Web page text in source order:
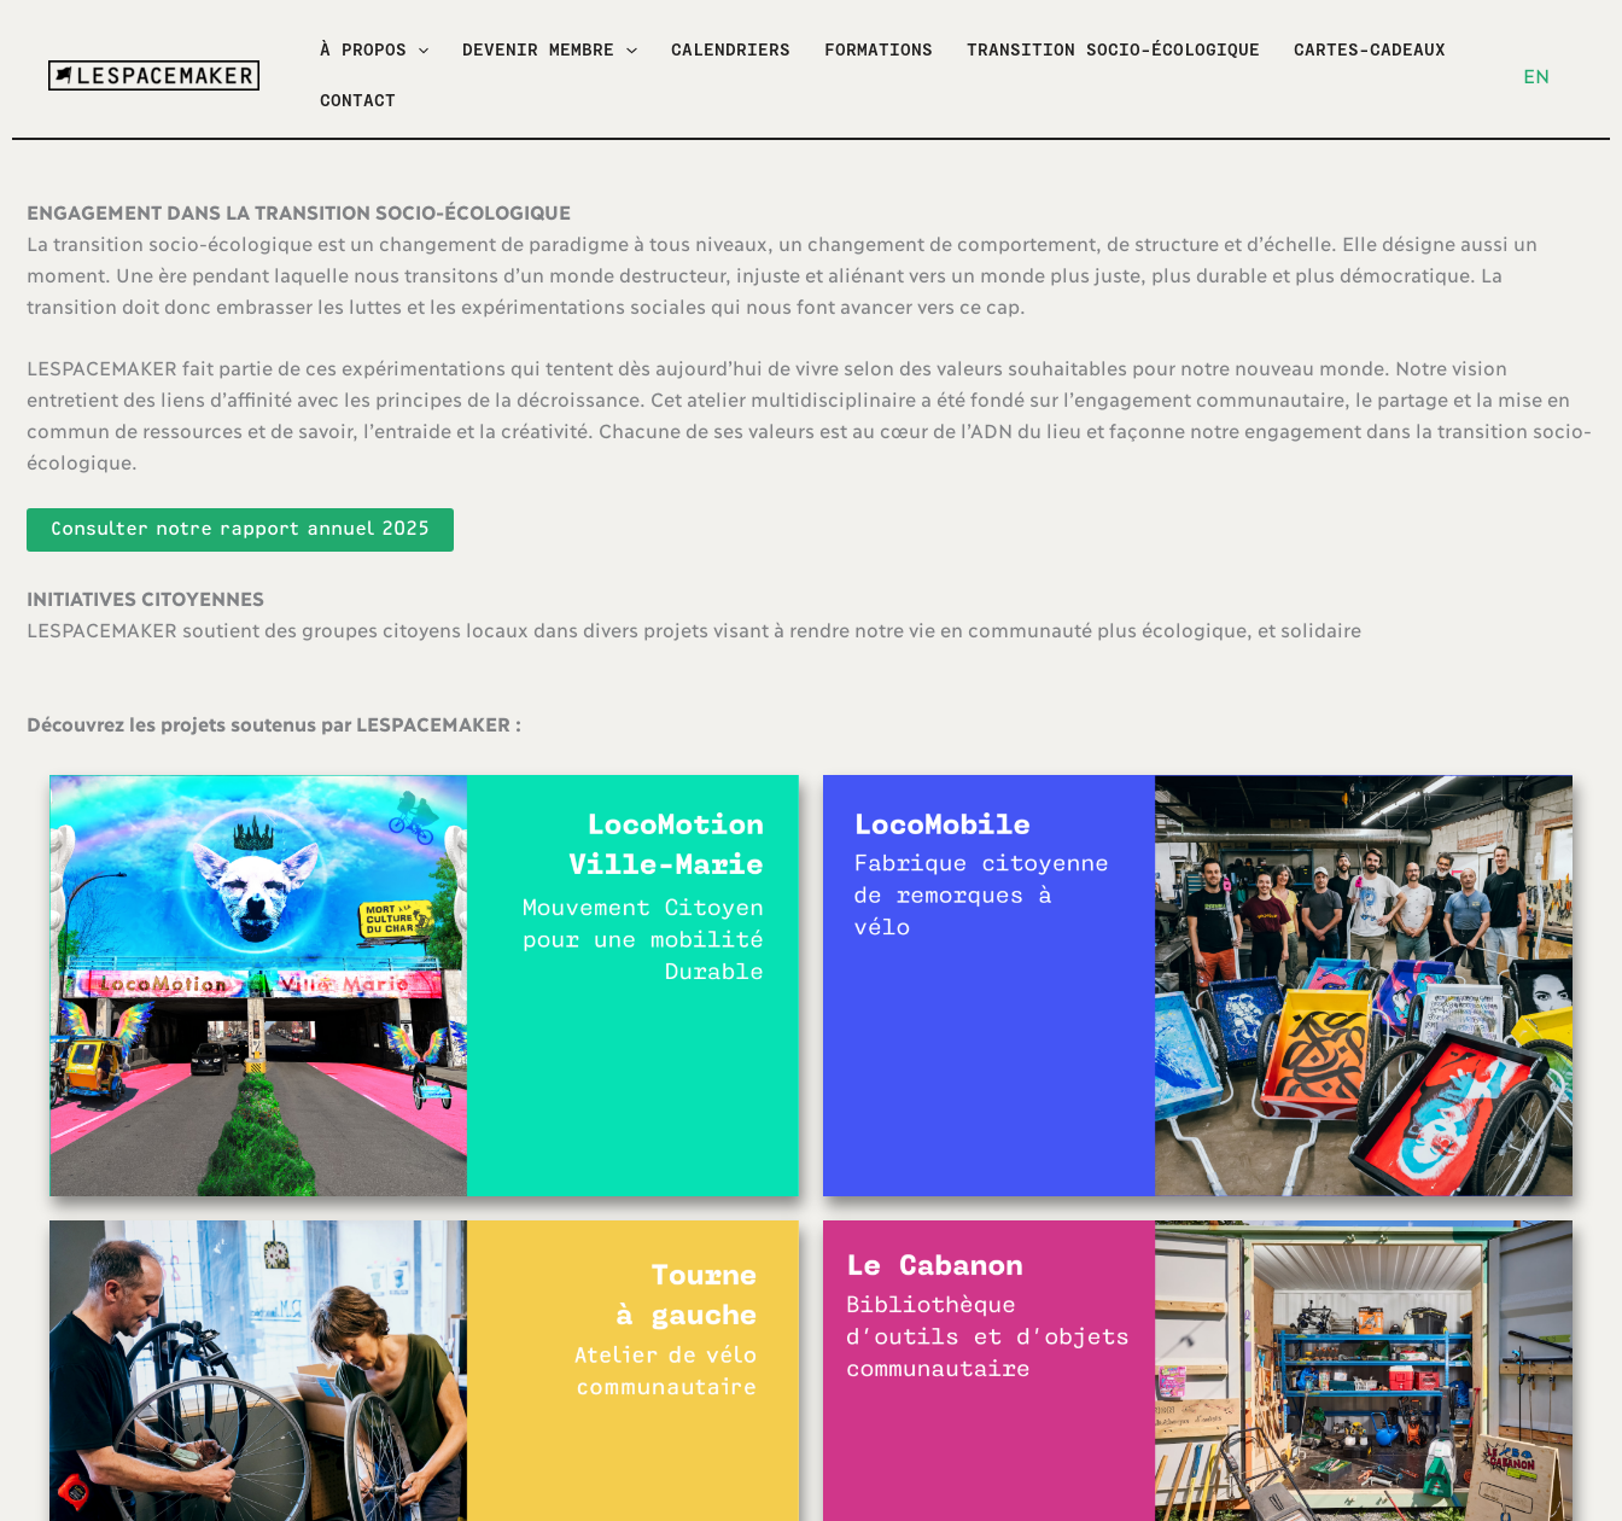
contenu
À PROPOS DEVENIR MEMBRE CALENDRIERS FORMATIONS TRANSITION SOCIO-ÉCOLOGIQUE CARTES-CADEAUX
CONTACT
EN
ENGAGEMENT DANS LA TRANSITION SOCIO-ÉCOLOGIQUE
La transition socio-écologique est un changement de paradigme à tous niveaux, un changement de comportement, de structure et d’échelle. Elle désigne aussi un
moment. Une ère pendant laquelle nous transitons d’un monde destructeur, injuste et aliénant vers un monde plus juste, plus durable et plus démocratique. La
transition doit donc embrasser les luttes et les expérimentations sociales qui nous font avancer vers ce cap.
LESPACEMAKER fait partie de ces expérimentations qui tentent dès aujourd’hui de vivre selon des valeurs souhaitables pour notre nouveau monde. Notre vision
entretient des liens d’affinité avec les principes de la décroissance. Cet atelier multidisciplinaire a été fondé sur l’engagement communautaire, le partage et la mise en
commun de ressources et de savoir, l’entraide et la créativité. Chacune de ses valeurs est au cœur de l’ADN du lieu et façonne notre engagement dans la transition socio-
écologique.
Consulter notre rapport annuel 2025
INITIATIVES CITOYENNES
LESPACEMAKER soutient des groupes citoyens locaux dans divers projets visant à rendre notre vie en communauté plus écologique, et solidaire
Découvrez les projets soutenus par LESPACEMAKER :